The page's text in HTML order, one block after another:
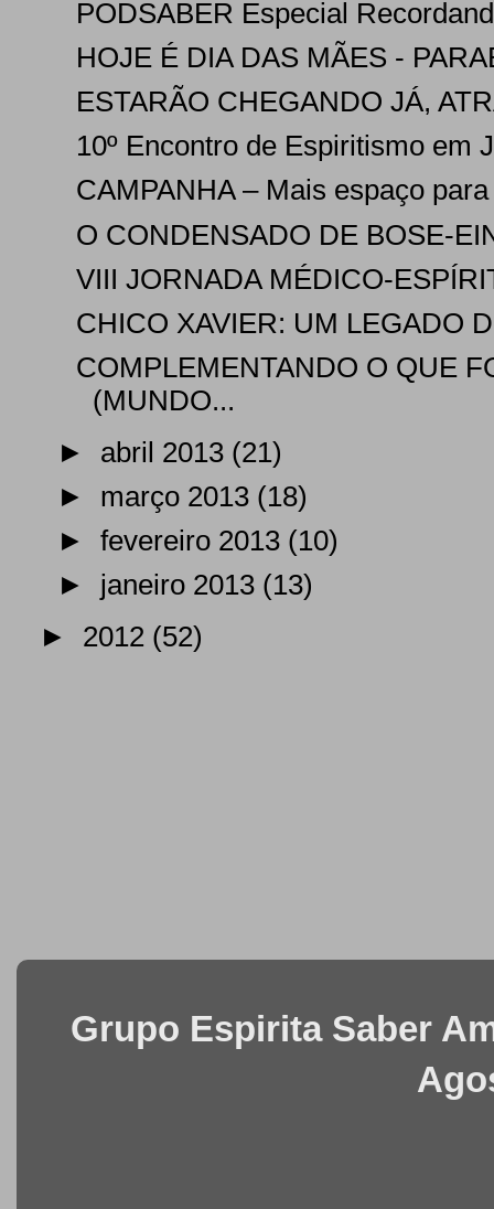
PODSABER Especial
HOJE É DIA DAS MÃES -
ESTARÃO CHEGANDO JÁ,
10º Encontro de Espiritismo em
CAMPANHA – Mais espaço
O CONDENSADO DE BOSE-
VIII JORNADA MÉDICO-
CHICO XAVIER: UM LEGADO
COMPLEMENTANDO O QUE
(MUNDO...
► abril 2013 (21)
► março 2013 (18)
►fevereiro 2013 (10)
► janeiro 2013 (13)
► 2012 (52)
Grupo Espirita Saber